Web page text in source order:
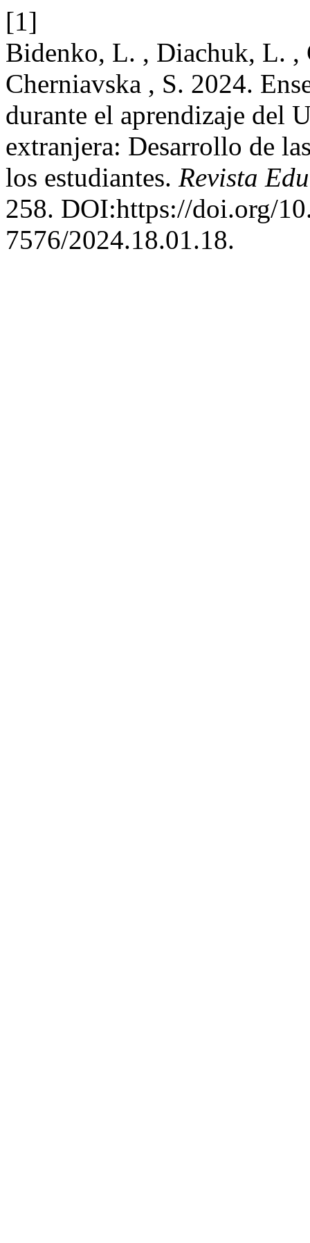
[1]
Bidenko, L. , Diachuk, L.
Cherniavska , S. 2024.
durante el aprendizaje del
extranjera: Desarrollo de
los estudiantes. Revista
258. DOI:https://doi.org/
7576/2024.18.01.18.